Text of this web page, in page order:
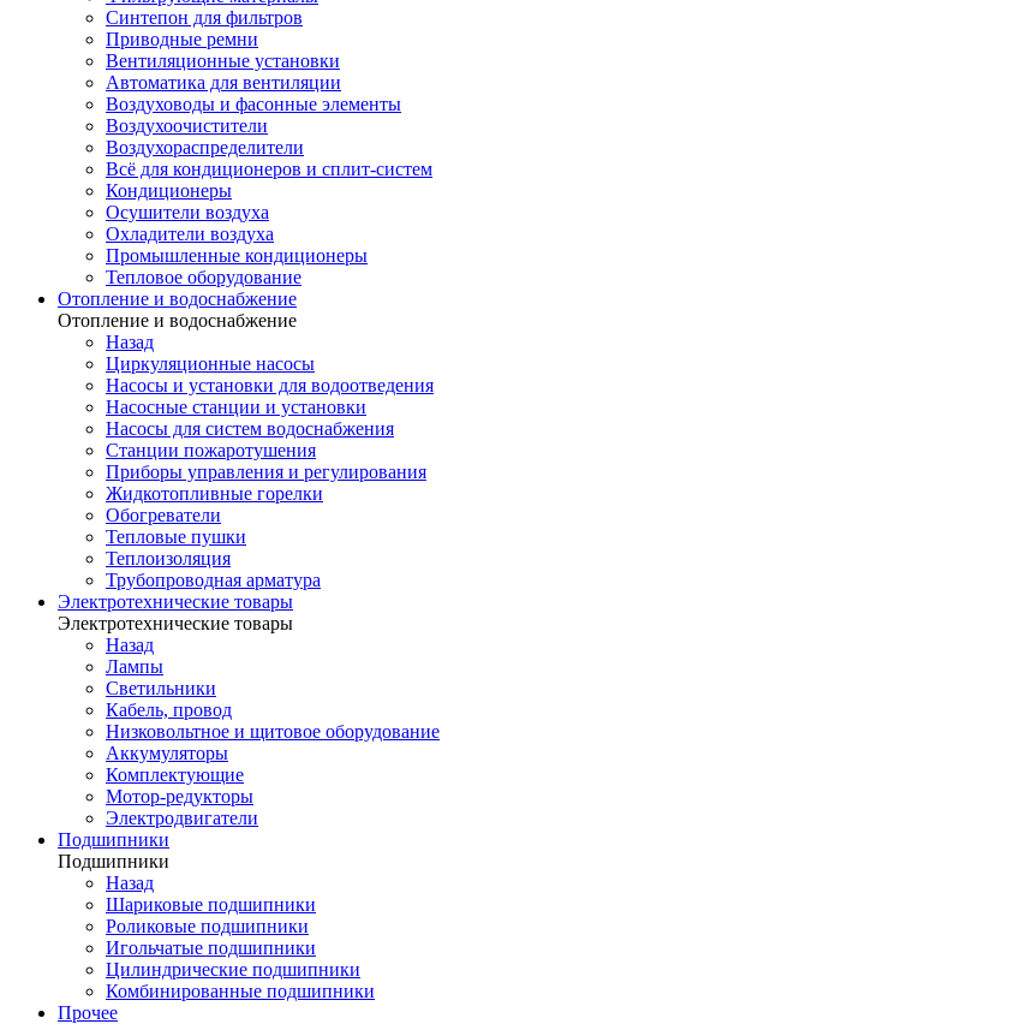
Синтепон для фильтров
Приводные ремни
Вентиляционные установки
Автоматика для вентиляции
Воздуховоды и фасонные элементы
Воздухоочистители
Воздухораспределители
Всё для кондиционеров и сплит-систем
Кондиционеры
Осушители воздуха
Охладители воздуха
Промышленные кондиционеры
Тепловое оборудование
Отопление и водоснабжение
Отопление и водоснабжение
Назад
Циркуляционные насосы
Насосы и установки для водоотведения
Насосные станции и установки
Насосы для систем водоснабжения
Станции пожаротушения
Приборы управления и регулирования
Жидкотопливные горелки
Обогреватели
Тепловые пушки
Теплоизоляция
Трубопроводная арматура
Электротехнические товары
Электротехнические товары
Назад
Лампы
Светильники
Кабель, провод
Низковольтное и щитовое оборудование
Аккумуляторы
Комплектующие
Мотор-редукторы
Электродвигатели
Подшипники
Подшипники
Назад
Шариковые подшипники
Роликовые подшипники
Игольчатые подшипники
Цилиндрические подшипники
Комбинированные подшипники
Прочее